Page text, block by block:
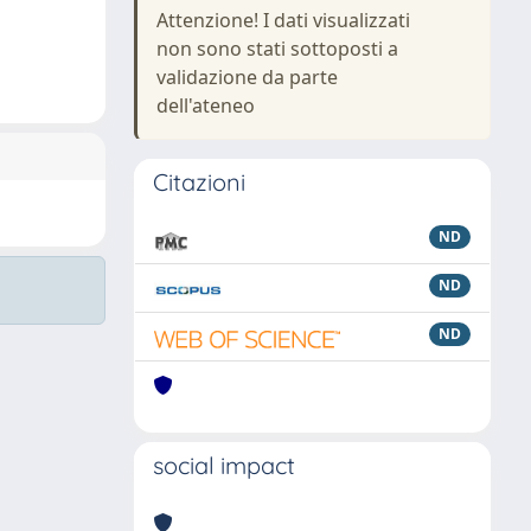
Attenzione! I dati visualizzati
non sono stati sottoposti a
validazione da parte
dell'ateneo
Citazioni
ND
ND
ND
social impact